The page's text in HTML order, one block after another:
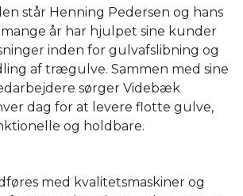
står Henning Pedersen og hans
mange år har hjulpet sine kunder
inden for gulvafslibning og
af trægulve. ​Sammen med sine
sørger Videbæk
dag for at levere flotte gulve,
og holdbare.
med kvalitetsmaskiner og